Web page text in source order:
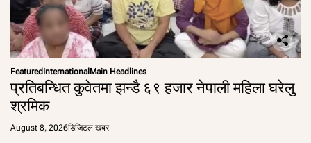
FeaturedInternationalMain Headlines
प्रतिबन्धित कुवेतमा झन्डै ६९ हजार नेपाली महिला घरेलु
श्रमिक
August 8, 2026डिजिटल खबर